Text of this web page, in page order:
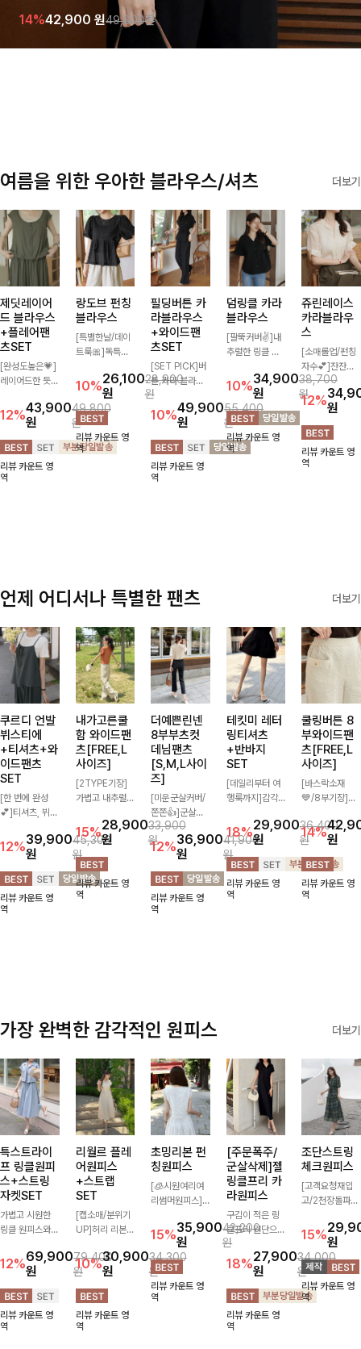
라우스 🤍 여유로운 7부 소매로 편안하게 착용되며 데일리룩부터 출근룩, 하객룩까지 세련된
기 좋은 아이템이에요
14%42,900 원49,800원
여름을 위한 우아한 블라우스/셔츠 더보기
제딧레이어
드 블라우스
+플레어팬
츠SET
[완성도높은💗]
레이어드한 듯
와 버튼 원피스
가 함께 구성된
세트 아이템입니
다. 코디 고민 없
이 한 벌만으로
도 내추럴하면서
12%43,900
원
49,800
원
리뷰 카운트 영
역
랑도브 펀칭
블라우스
[특별한날/데이
트룩🎀]독특한
시원해보이면서
로맨틱한 무드를
선사하는 블라우
스:) 풍성한 퍼프
소매와 밑단 셔
링으로 스타일을
10%26,100
원
28,900
원
리뷰 카운트 영
역
필딩버튼 카
라블라우스
+와이드팬
츠SET
[SET PICK]버
튼 카라 블라우
스와 팬츠, 스트
랩까지 구성된
활용도 높은 3
종 세트 🤍 코디
걱정 없이 한 번
에 완성도 있는
스타일링을 연출
10%49,900
원
55,400
원
리뷰 카운트 영
역
덤링클 카라
블라우스
[팔뚝커버✌]내
추럴한 링클 텍
있게 입어지는
블라우스🖤 브
이넥 카라 디자
인에 여유로운
소매핏 더해져
여리하면서도 시
10%34,900
원
38,700
원
리뷰 카운트 영
역
쥬린레이스
카라블라우
스
[소매롤업/펀칭
자수💕]잔잔하
고 고급스러운
자수 디테일이
사랑스러운 블라
우스-페미닌하
면서 여리한 무
드로 즐겨지는
ITEM
12%원
리뷰 카운트 영
역
언제 어디서나 특별한 팬츠 더보기
쿠르디 언발
뷔스티에
+티셔츠+와
이드팬츠
SET
[한 번에 완성
💕]티셔츠, 뷔스
한 번에 구성된
실속 있는 3피
스 세트 🖤 따로
또 같이 활용하
기 좋아 코디 걱
정 없이 데일리
12%39,900
원
45,300
원
리뷰 카운트 영
역
내가고른쿨
함 와이드팬
츠[FREE,L
사이즈]
[2TYPE기장]
가볍고 내추럴한
시즌 시원하게
즐기기 좋은 와
이드 팬츠! 허리
밴딩과 스트링
디테일로 편안한
착용감을 더했으
15%28,900
원
33,900
원
리뷰 카운트 영
역
더예쁜린넨
8부부츠컷
데님팬츠
[S,M,L사이
즈]
[미운군살커버/
쫀쫀👍]군살을
잡아주는 깔끔한
부츠컷 핏에 발
목이 드러나는
8부 기장으로
다리를 슬림하고
길어보이게 만들
어주며 생지 소
12%36,900
원
41,900
원
리뷰 카운트 영
역
테킷미 레터
링티셔츠
+반바지
SET
[데일리부터 여
행룩까지]감각
셔츠와 플레어
핏 반바지가 함
께 구성된 세트
아이템으로, 편
안하면서도 캐주
얼한 꾸안꾸룩을
18%29,900
원
36,400
원
리뷰 카운트 영
역
쿨링버튼 8
부와이드팬
츠[FREE,L
사이즈]
[바스락소재
💙/8부기장]사
일이 은은한 포
인트가 되어주는
와이드 팬츠입니
다. 여유롭게 떨
어지는 실루엣과
가볍게 바스락거
14%원
리뷰 카운트 영
역
가장 완벽한 감각적인 원피스 더보기
특스트라이
프 링클원피
스+스트링
자켓SET
가볍고 시원한
링클 원피스와
세트로 구성되어
코디 고민 없이
완성도 높은 스
타일링을 연출해
주는 아이템 🤍
따로 또 같이 활
12%69,900
원
79,400
원
리뷰 카운트 영
역
리월르 플레
어원피스
+스트랩
SET
[캡소매/분위기
UP]허리 리본
구성되어 여성스
럽고 우아한 실
루엣을 완성해주
는 원피스- 자연
스럽게 퍼지는
플레어 라인과
10%30,900
원
34,300
원
리뷰 카운트 영
역
초밍리본 펀
칭원피스
[🧊시원여리여
리썸머원피스]
테일과 리본 포
인트가 어우러져
사랑스러운 무드
를 더한 원피스
🤍 여리하게 퍼
지는 실루엣으로
15%35,900
원
42,200
원
리뷰 카운트 영
역
[주문폭주/
군살삭제]젤
링클프리 카
라원피스
구김이 적은 링
클프리 원단으로
항상 깔끔하게
착용 가능하며
일자로 떨어지는
넉넉한 핏으로
군살을 완벽히
커버해주는 원피
스에요🖤
18%27,900
원
34,000
원
리뷰 카운트 영
역
조단스트링
체크원피스
[고객요청재입
고/2천장돌파
용해줘도 스타일
리시해 보이는
휘뚜루 마뚜루
아이템 ~ ! 인생
샷 건질 수 있는
세련된 무드의
15%원
리뷰 카운트 영
역